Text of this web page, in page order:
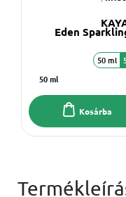
Eden
50 ml
50 ml
Kosárba